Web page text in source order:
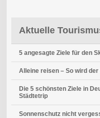
Aktuelle
5 angesagte Ziele für den
Alleine reisen – So wird
Die 5 schönsten Ziele in
Städtetrip
Sonnenschutz nicht